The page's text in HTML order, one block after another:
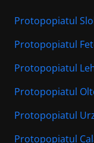
Protopopiatul
Protopopiatul
Protopopiatul
Protopopiatul
Protopopiatul
Protopopiatul